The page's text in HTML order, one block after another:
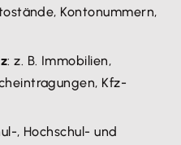
Kontonummern,
: z. B. Immobilien,
Kfz-
, Hochschul- und